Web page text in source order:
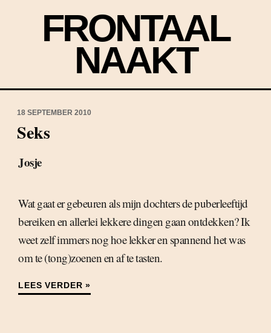
FRONTAAL
NAAKT
18 SEPTEMBER 2010
Seks
Josje
Wat gaat er gebeuren als mijn dochters de puberleeftijd
bereiken en allerlei lekkere dingen gaan ontdekken? Ik
weet zelf immers nog hoe lekker en spannend het was
om te (tong)zoenen en af te tasten.
LEES VERDER »